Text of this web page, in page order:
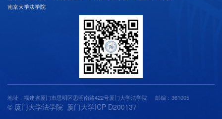
南京大学法学院
地址：福建省厦门市思明区思明南路422号厦门大学法学院 邮编：361005
© 厦门大学法学院 厦门大学ICP D200137